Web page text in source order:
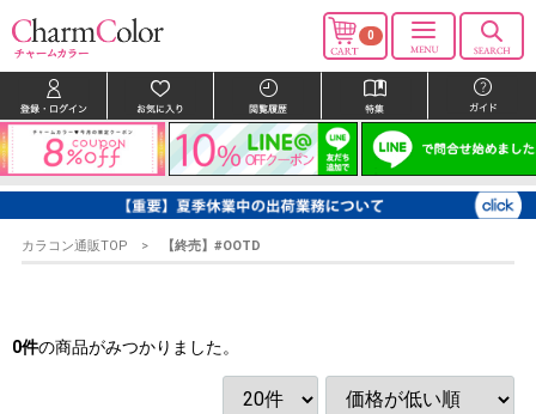
0
カラコン通販TOP 【終売】#OOTD
0件の商品がみつかりました。